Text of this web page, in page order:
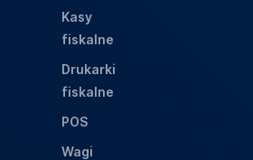
Kasy
fiskalne
Drukarki
fiskalne
POS
Wagi